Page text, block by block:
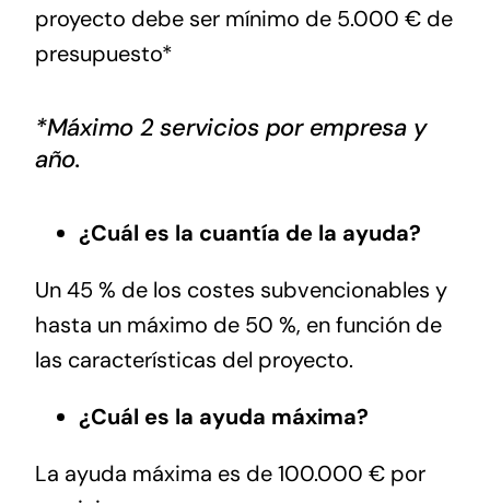
proyecto debe ser mínimo de 5.000 € de
presupuesto*
*Máximo 2 servicios por empresa y
año.
¿Cuál es la cuantía de la ayuda?
Un 45 % de los costes subvencionables y
hasta un máximo de 50 %, en función de
las características del proyecto.
¿Cuál es la ayuda máxima?
La ayuda máxima es de 100.000 € por